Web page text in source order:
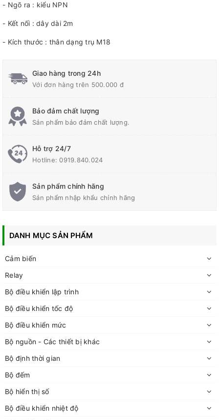
- Ngõ ra : kiểu NPN
- Kết nối : dây dài 2m
- Kích thước : thân dạng trụ M18
Giao hàng trong 24h
Với đơn hàng trên 500.000 đ
Bảo đảm chất lượng
Sản phẩm bảo đảm chất lượng.
Hỗ trợ 24/7
Hotline:0919.840.024
Sản phẩm chính hãng
Sản phẩm nhập khẩu chính hãng
DANH MỤC SẢN PHẨM
Cảm biến
Relay
Bộ điều khiển lập trình
Bộ điều khiển tốc độ
Bộ điều khiển mức
Bộ nguồn - Các thiết bị khác
Bộ định thời gian
Bộ đếm
Bộ hiển thị số
Bộ điều khiển nhiệt độ